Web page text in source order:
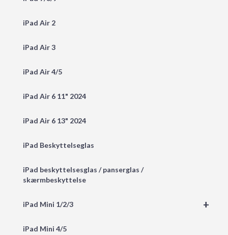
iPad Air 2
iPad Air 3
iPad Air 4/5
iPad Air 6 11" 2024
iPad Air 6 13" 2024
iPad Beskyttelseglas
iPad beskyttelsesglas / panserglas /
skærmbeskyttelse
+
iPad Mini 1/2/3
iPad Mini 4/5